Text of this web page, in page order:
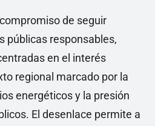
de seguir
públicas responsables,
en el interés
regional marcado por la
energéticos y la presión
El desenlace permite a